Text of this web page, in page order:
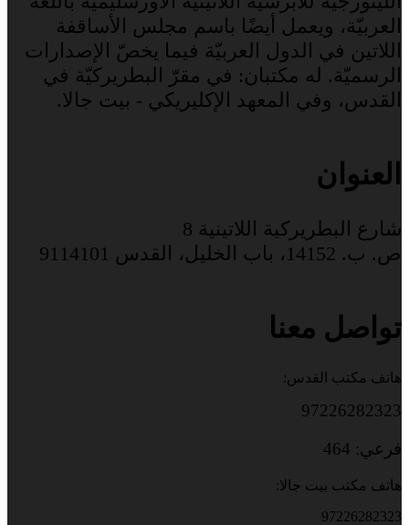
العربيّة، ويعمل أيضًا باسم مجلس الأساقفة
اللاتين في الدول العربيّة فيما يخصّ الإصدارات
الرسميّة. له مكتبان: في مقرّ البطريركيّة في
القدس، وفي المعهد الإكليريكي - بيت جالا.
العنوان
شارع البطريركية اللاتينية 8
ص. ب. 14152، باب الخليل، القدس 9114101
تواصل معنا
هاتف مكتب القدس:
97226282323
فرعي: 464
هاتف مكتب بيت جالا:
97226282323